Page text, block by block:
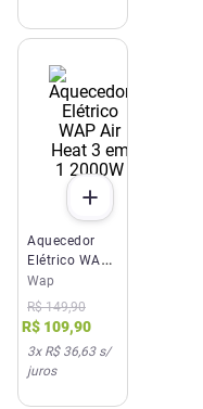
Aquecedor
Elétrico WAP
Air Heat 3 em
1 2000W
127V
Wap
R$ 149,90
R$ 109,90
3x R$ 36,63s/
juros